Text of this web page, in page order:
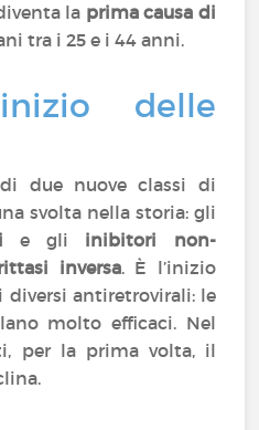
la prima causa di
tra i 25 e i 44 anni.
delle
di due nuove classi di
svolta nella storia: gli
e gli inibitori non-
inversa. È l’inizio
antiretrovirali: le
molto efficaci. Nel
per la prima volta, il